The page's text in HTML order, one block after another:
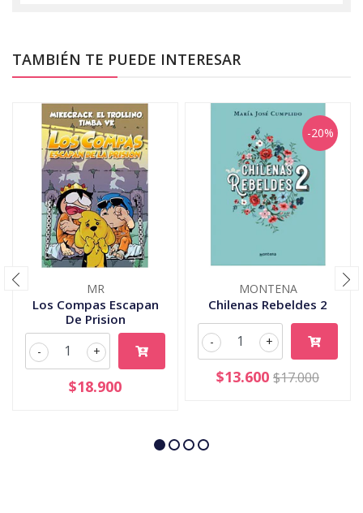
TAMBIÉN TE PUEDE INTERESAR
MR
Los Compas Escapan
De Prision
+
-
$18.900
-20%
MONTENA
Chilenas Rebeldes 2
+
-
$13.600 $17.000